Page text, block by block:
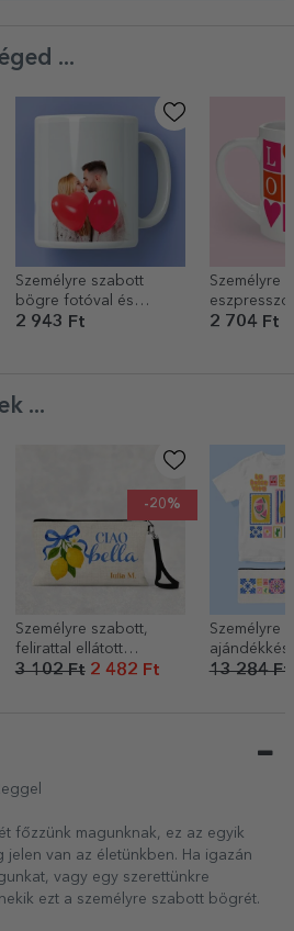
...
Személyre szabott
bögre fotóval és
szöveggel
2 943 Ft
Személyre
fotóval -
2 704 Ft
...
-20%
Személyre szabott,
felirattal ellátott
sminkkészlet – Ciao
3 102 Ft2 482 Ft
Személyre
13 284 Ft
főzzünk magunknak, ez az egyik
jelen van az életünkben. Ha igazán
vagy egy szerettünkre
ezt a személyre szabott bögrét.